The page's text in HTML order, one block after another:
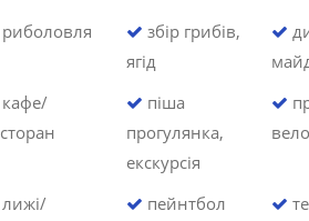
збір грибів,
ягід
піша
прогулянка,
екскурсія
пейнтбол